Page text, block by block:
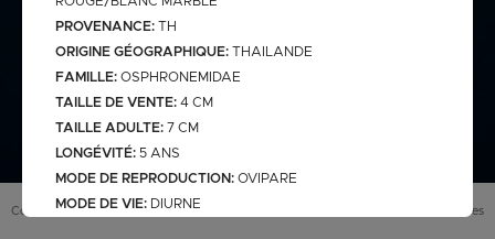
PROVENANCE: TH
ORIGINE GÉOGRAPHIQUE: THAILANDE
FAMILLE: OSPHRONEMIDAE
TAILLE DE VENTE: 4 CM
TAILLE ADULTE: 7 CM
LONGÉVITÉ: 5 ANS
MODE DE REPRODUCTION: OVIPARE
MODE DE VIE: DIURNE
gamme verte
koï elv francais
saison bassin
retrouver sur le site
web)
elv francais
elv pologne
discus elv asiatique
Eau douce
Conditions générales de vente ( CGV Mentions légales